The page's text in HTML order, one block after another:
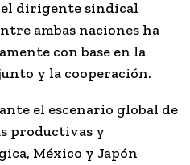
dirigente sindical
ambas naciones ha
con base en la
y la cooperación.
el escenario global de
productivas y
México y Japón